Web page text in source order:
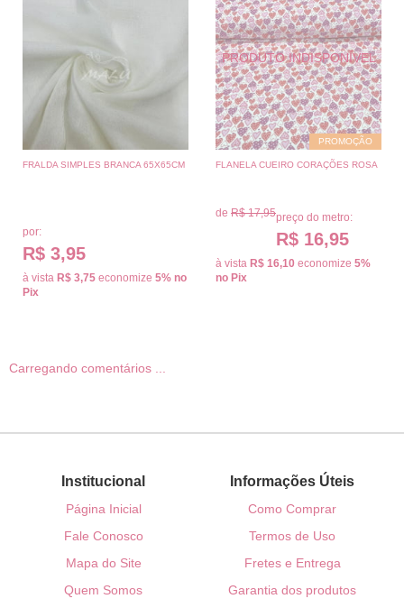
FRALDA SIMPLES BRANCA 65X65CM
por:
R$ 3,95
à vista R$ 3,75 economize 5% no
Pix
PROMOÇÃO
FLANELA CUEIRO CORAÇÕES ROSA
de R$ 17,95preço do metro:
R$ 16,95
à vista R$ 16,10 economize 5%
no Pix
Carregando comentários ...
Institucional
Página Inicial
Fale Conosco
Mapa do Site
Quem Somos
Informações Úteis
Como Comprar
Termos de Uso
Fretes e Entrega
Garantia dos produtos